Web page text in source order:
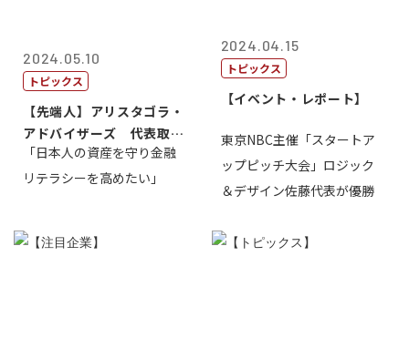
2024.05.10
トピックス
【先端人】アリスタゴラ・
アドバイザーズ 代表取締
役会長 篠田...
「日本人の資産を守り金融
リテラシーを高めたい」
2024.04.15
トピックス
【イベント・レポート】
東京NBC主催「スタートア
ップピッチ大会」ロジック
＆デザイン佐藤代表が優勝